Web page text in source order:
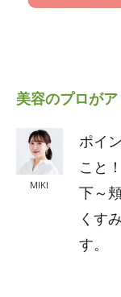
美容のプロがア
MIKI
ポイ
こと
下～
くす
す。